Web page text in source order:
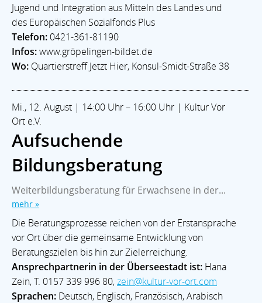
Jugend und Integration aus Mitteln des Landes und
des Europäischen Sozialfonds Plus
Telefon: 0421-361-81190
Infos:www.gröpelingen-bildet.de
Wo: Quartierstreff Jetzt Hier, Konsul-Smidt-Straße 38
Mi., 12. August | 14:00 Uhr – 16:00 Uhr | Kultur Vor
Ort e.V.
Aufsuchende
Bildungsberatung
Weiterbildungsberatung für Erwachsene in der...
mehr »
Die Beratungsprozesse reichen von der Erstansprache
vor Ort über die gemeinsame Entwicklung von
Beratungszielen bis hin zur Zielerreichung.
Ansprechpartnerin in der Überseestadt ist: Hana
Zein, T. 0157 339 996 80,zein@kultur-vor-ort.com
Sprachen: Deutsch, Englisch, Französisch, Arabisch